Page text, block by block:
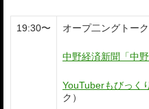
19:30〜 オープ二ングトーク
中野経済新聞「中
YouTuberもびっく
ク）